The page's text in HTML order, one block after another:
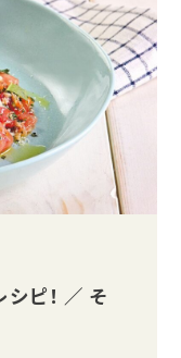
ピ！ ／ そ